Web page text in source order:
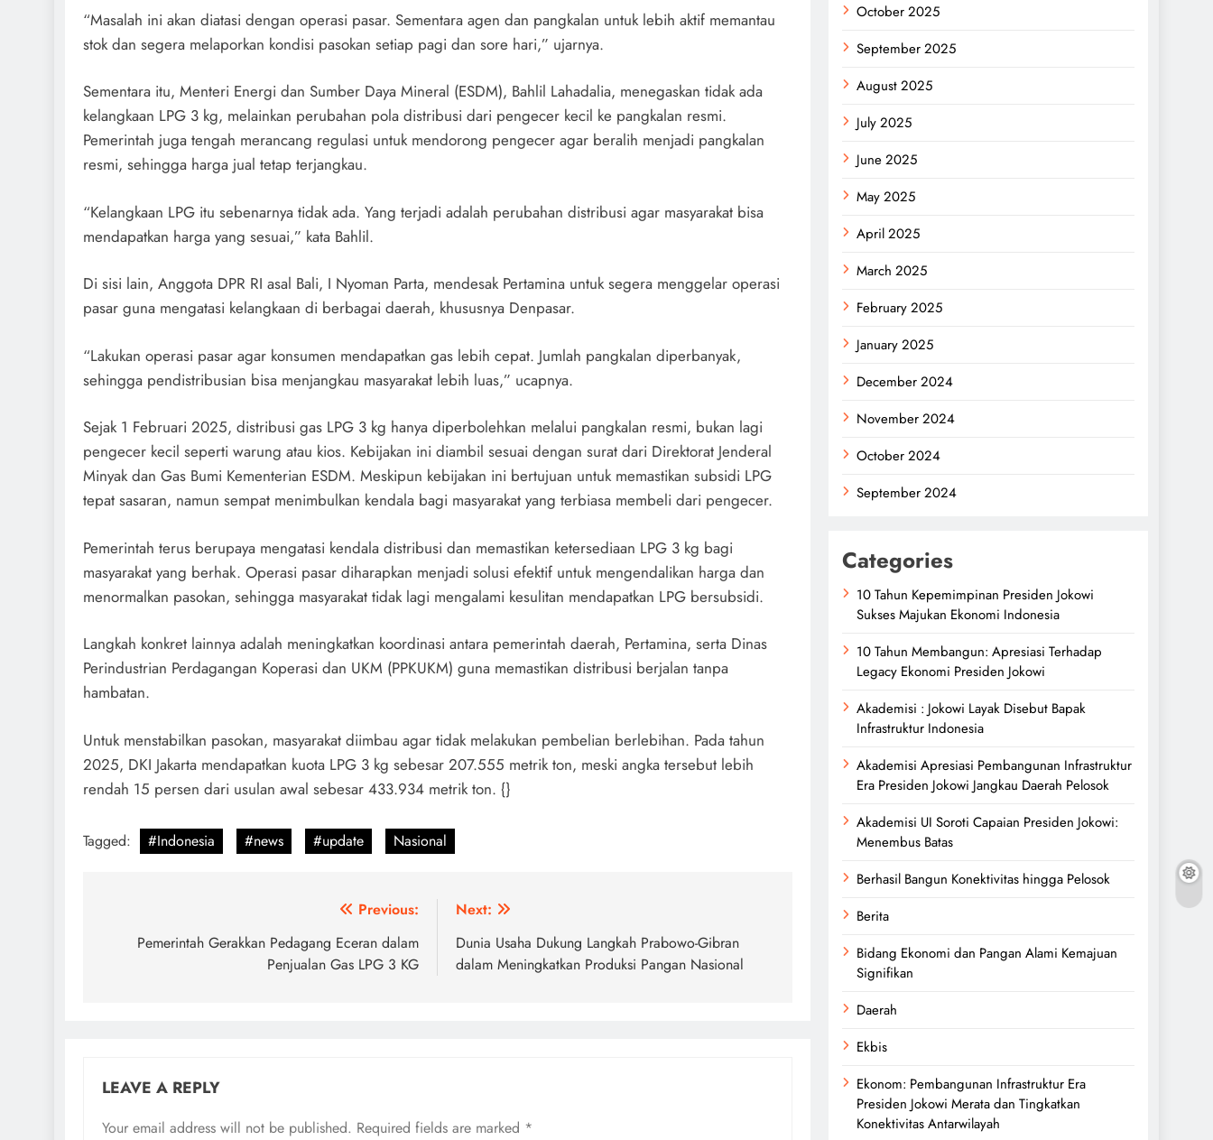
“Masalah ini akan diatasi dengan operasi pasar. Sementara agen dan pangkalan untuk lebih aktif memantau
stok dan segera melaporkan kondisi pasokan setiap pagi dan sore hari,” ujarnya.
Sementara itu, Menteri Energi dan Sumber Daya Mineral (ESDM), Bahlil Lahadalia, menegaskan tidak ada
kelangkaan LPG 3 kg, melainkan perubahan pola distribusi dari pengecer kecil ke pangkalan resmi.
Pemerintah juga tengah merancang regulasi untuk mendorong pengecer agar beralih menjadi pangkalan
resmi, sehingga harga jual tetap terjangkau.
“Kelangkaan LPG itu sebenarnya tidak ada. Yang terjadi adalah perubahan distribusi agar masyarakat bisa
mendapatkan harga yang sesuai,” kata Bahlil.
Di sisi lain, Anggota DPR RI asal Bali, I Nyoman Parta, mendesak Pertamina untuk segera menggelar operasi
pasar guna mengatasi kelangkaan di berbagai daerah, khususnya Denpasar.
“Lakukan operasi pasar agar konsumen mendapatkan gas lebih cepat. Jumlah pangkalan diperbanyak,
sehingga pendistribusian bisa menjangkau masyarakat lebih luas,” ucapnya.
Sejak 1 Februari 2025, distribusi gas LPG 3 kg hanya diperbolehkan melalui pangkalan resmi, bukan lagi
pengecer kecil seperti warung atau kios. Kebijakan ini diambil sesuai dengan surat dari Direktorat Jenderal
Minyak dan Gas Bumi Kementerian ESDM. Meskipun kebijakan ini bertujuan untuk memastikan subsidi LPG
tepat sasaran, namun sempat menimbulkan kendala bagi masyarakat yang terbiasa membeli dari pengecer.
Pemerintah terus berupaya mengatasi kendala distribusi dan memastikan ketersediaan LPG 3 kg bagi
masyarakat yang berhak. Operasi pasar diharapkan menjadi solusi efektif untuk mengendalikan harga dan
menormalkan pasokan, sehingga masyarakat tidak lagi mengalami kesulitan mendapatkan LPG bersubsidi.
Langkah konkret lainnya adalah meningkatkan koordinasi antara pemerintah daerah, Pertamina, serta Dinas
Perindustrian Perdagangan Koperasi dan UKM (PPKUKM) guna memastikan distribusi berjalan tanpa
hambatan.
Untuk menstabilkan pasokan, masyarakat diimbau agar tidak melakukan pembelian berlebihan. Pada tahun
2025, DKI Jakarta mendapatkan kuota LPG 3 kg sebesar 207.555 metrik ton, meski angka tersebut lebih
rendah 15 persen dari usulan awal sebesar 433.934 metrik ton. {}
Tagged: #Indonesia #news #update Nasional
navigation
Previous:
Pemerintah Gerakkan Pedagang Eceran dalam
Penjualan Gas LPG 3 KG
Next:
Dunia Usaha Dukung Langkah Prabowo-Gibran
dalam Meningkatkan Produksi Pangan Nasional
LEAVE A REPLY
Your email address will not be published. Required fields are marked *
October 2025
September 2025
August 2025
July 2025
June 2025
May 2025
April 2025
March 2025
February 2025
January 2025
December 2024
November 2024
October 2024
September 2024
Categories
10 Tahun Kepemimpinan Presiden Jokowi
Sukses Majukan Ekonomi Indonesia
10 Tahun Membangun: Apresiasi Terhadap
Legacy Ekonomi Presiden Jokowi
Akademisi : Jokowi Layak Disebut Bapak
Infrastruktur Indonesia
Akademisi Apresiasi Pembangunan Infrastruktur
Era Presiden Jokowi Jangkau Daerah Pelosok
Akademisi UI Soroti Capaian Presiden Jokowi:
Menembus Batas
Berhasil Bangun Konektivitas hingga Pelosok
Berita
Bidang Ekonomi dan Pangan Alami Kemajuan
Signifikan
Daerah
Ekbis
Ekonom: Pembangunan Infrastruktur Era
Presiden Jokowi Merata dan Tingkatkan
Konektivitas Antarwilayah